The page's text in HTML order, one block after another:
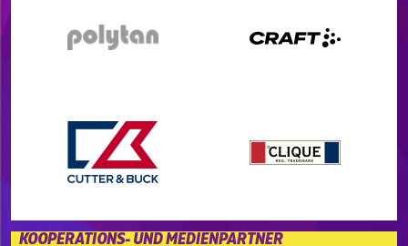
KOOPERATIONS- UND MEDIENPARTNER